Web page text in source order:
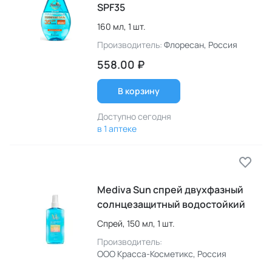
SPF35
160 мл, 1 шт.
Производитель: Флоресан, Россия
558.00 ₽
В корзину
Доступно сегодня
в 1 аптеке
Mediva Sun спрей двухфазный
солнцезащитный водостойкий
Спрей, 150 мл, 1 шт.
Производитель:
ООО Красса-Косметикс, Россия